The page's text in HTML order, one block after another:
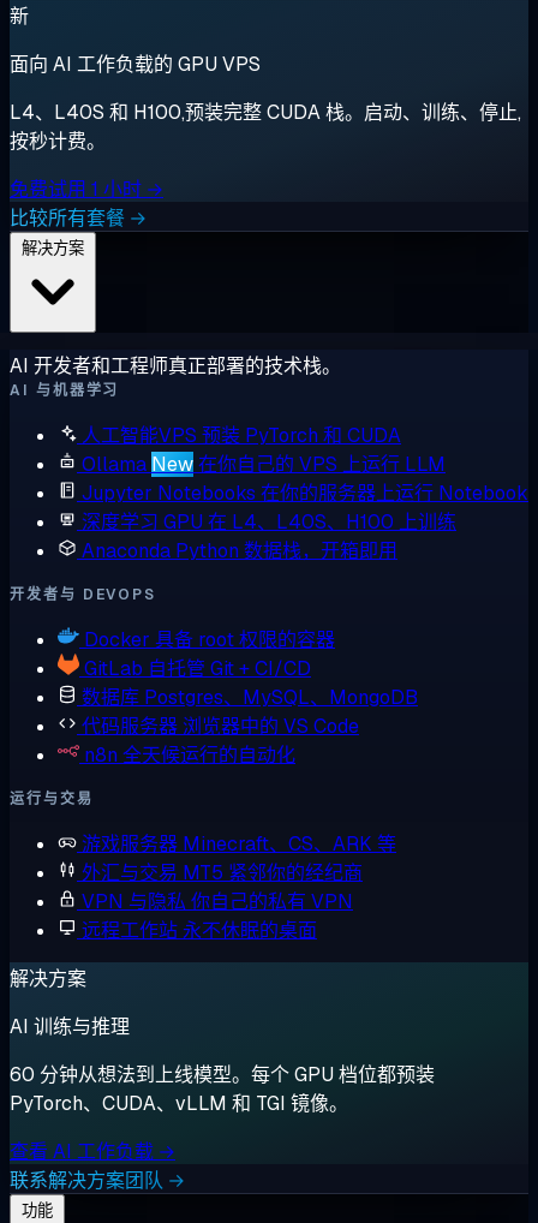
新
面向 AI 工作负载的 GPU VPS
L4、L40S 和 H100,预装完整 CUDA 栈。启动、训练、停止,
按秒计费。
免费试用 1 小时 →
比较所有套餐 →
AI 开发者和工程师真正部署的技术栈。
AI 与机器学习
人工智能VPS 预装 PyTorch 和 CUDA
Ollama New在你自己的 VPS 上运行 LLM
Jupyter Notebooks 在你的服务器上运行 Notebook
深度学习 GPU 在 L4、L40S、H100 上训练
Anaconda Python 数据栈，开箱即用
开发者与 DEVOPS
Docker 具备 root 权限的容器
GitLab 自托管 Git + CI/CD
数据库 Postgres、MySQL、MongoDB
代码服务器 浏览器中的 VS Code
n8n 全天候运行的自动化
运行与交易
游戏服务器 Minecraft、CS、ARK 等
外汇与交易 MT5 紧邻你的经纪商
VPN 与隐私 你自己的私有 VPN
远程工作站 永不休眠的桌面
解决方案
AI 训练与推理
60 分钟从想法到上线模型。每个 GPU 档位都预装
PyTorch、CUDA、vLLM 和 TGI 镜像。
查看 AI 工作负载 →
联系解决方案团队 →